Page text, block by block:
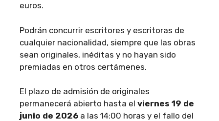
euros.
Podrán concurrir escritores y escritoras de
cualquier nacionalidad, siempre que las obras
sean originales, inéditas y no hayan sido
premiadas en otros certámenes.
El plazo de admisión de originales
permanecerá abierto hasta el viernes 19 de
junio de 2026 a las 14:00 horas y el fallo del